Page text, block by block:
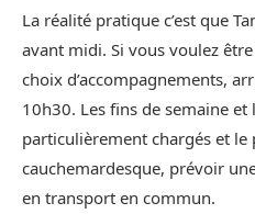
La réalité pratique c’est que
avant midi. Si vous voulez
choix d’accompagnements,
10h30. Les fins de semaine
particulièrement chargés et
cauchemardesque, prévoir
en transport en commun.